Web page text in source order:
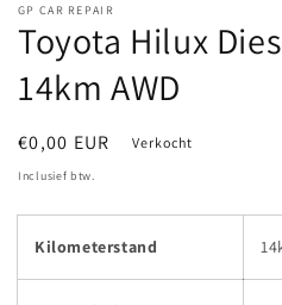
GP CAR REPAIR
Toyota Hilux
14km AWD
Normale
prijs
€0,00 EUR Verkocht
Inclusief btw.
Kilometerstand